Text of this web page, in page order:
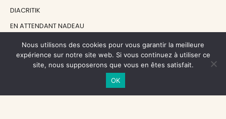
DIACRITIK
EN ATTENDANT NADEAU
NOS SOUTIENS
Nous utilisons des cookies pour vous garantir la meilleure
expérience sur notre site web. Si vous continuez à utiliser ce
site, nous supposerons que vous en êtes satisfait.
OK